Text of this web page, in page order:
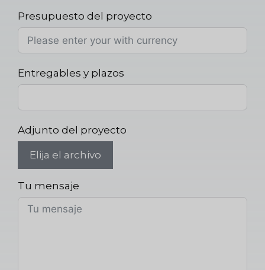
Presupuesto del proyecto
Entregables y plazos
Adjunto del proyecto
Elija el archivo
Tu mensaje